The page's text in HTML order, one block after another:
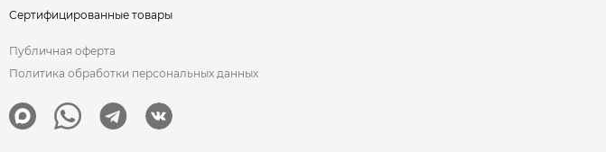
Сертифицированные товары
Публичная оферта
Политика обработки персональных данных